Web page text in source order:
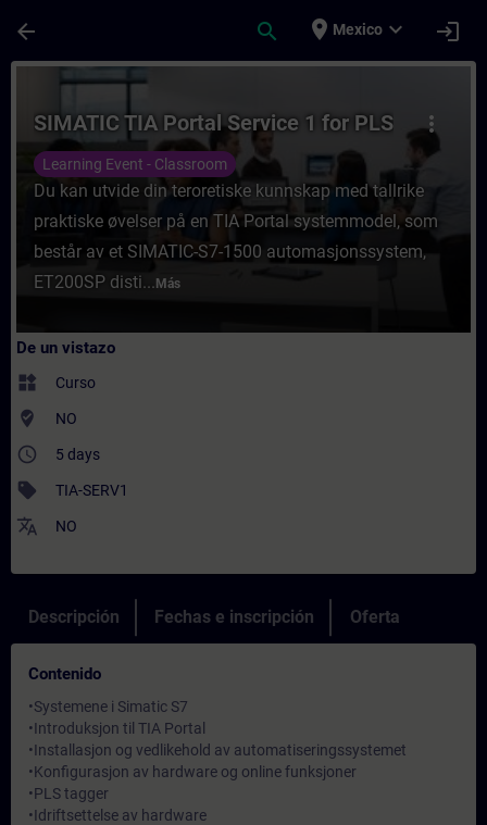
arrow_back search place Mexico expand_more login
Curso - SIMATIC TIA Portal Service 1
more_vert
SIMATIC TIA Portal Service 1 for PLS
Learning Event - Classroom
Du kan utvide din teroretiske kunnskap med tallrike
praktiske øvelser på en TIA Portal systemmodel, som
består av et SIMATIC-S7-1500 automasjonssystem,
ET200SP disti... Más
De un vistazo
widgets Curso
where_to_vote NO
access_time 5 days
sell TIA-SERV1
translate NO
Descripción Fechas e inscripción Oferta
Contenido
•Systemene i Simatic S7
•Introduksjon til TIA Portal
•Installasjon og vedlikehold av automatiseringssystemet
•Konfigurasjon av hardware og online funksjoner
•PLS tagger
•Idriftsettelse av hardware